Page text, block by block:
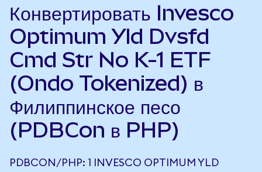
Конвертировать Invesco
Optimum Yld Dvsfd
Cmd Str No K-1 ETF
(Ondo Tokenized) в
Филиппинское песо
(PDBCon в PHP)
PDBCON/PHP: 1 INVESCO OPTIMUM YLD